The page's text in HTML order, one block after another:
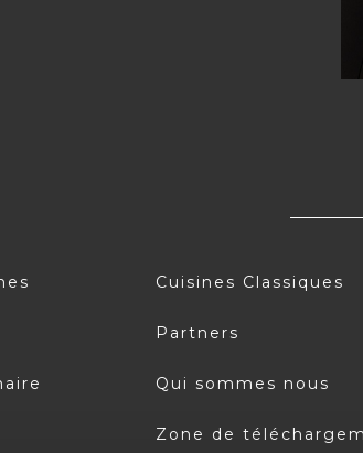
Cuisines Classiques
Partners
Qui sommes nous
Zone de